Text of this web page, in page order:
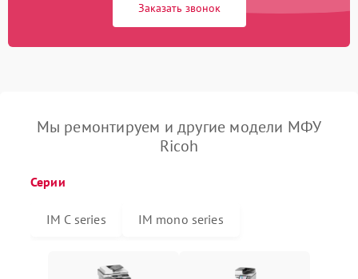
Заказать звонок
Мы ремонтируем и другие модели МФУ
Ricoh
Серии
IM C series IM mono series